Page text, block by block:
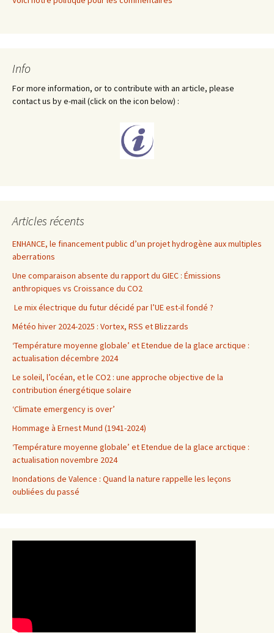
Info
For more information, or to contribute with an article, please
contact us by e-mail (click on the icon below) :
Articles récents
ENHANCE, le financement public d’un projet hydrogène aux multiples
aberrations
Une comparaison absente du rapport du GIEC : Émissions
anthropiques vs Croissance du CO2
Le mix électrique du futur décidé par l’UE est-il fondé ?
Météo hiver 2024-2025 : Vortex, RSS et Blizzards
‘Température moyenne globale’ et Etendue de la glace arctique :
actualisation décembre 2024
Le soleil, l’océan, et le CO2 : une approche objective de la
contribution énergétique solaire
‘Climate emergency is over’
Hommage à Ernest Mund (1941-2024)
‘Température moyenne globale’ et Etendue de la glace arctique :
actualisation novembre 2024
Inondations de Valence : Quand la nature rappelle les leçons
oubliées du passé